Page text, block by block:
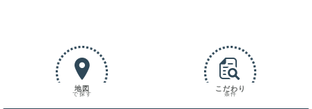
地図
で探す
こだわり
条件